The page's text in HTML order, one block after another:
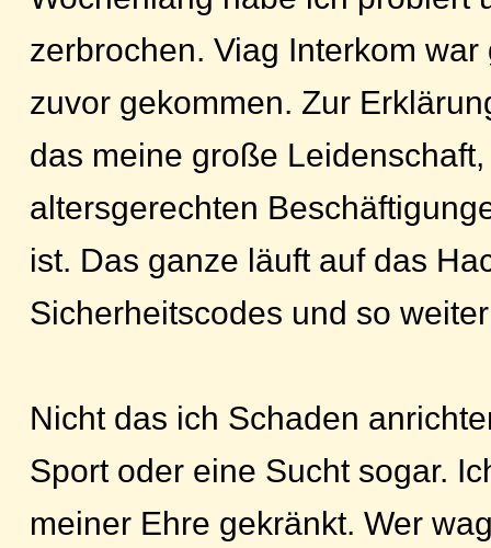
zerbrochen. Viag Interkom
zuvor gekommen. Zur
das meine große
altersgerechten
ist. Das ganze läuft auf das
Sicherheitscodes und so
Nicht das ich Schaden
Sport oder eine Sucht sogar.
meiner Ehre gekränkt. Wer